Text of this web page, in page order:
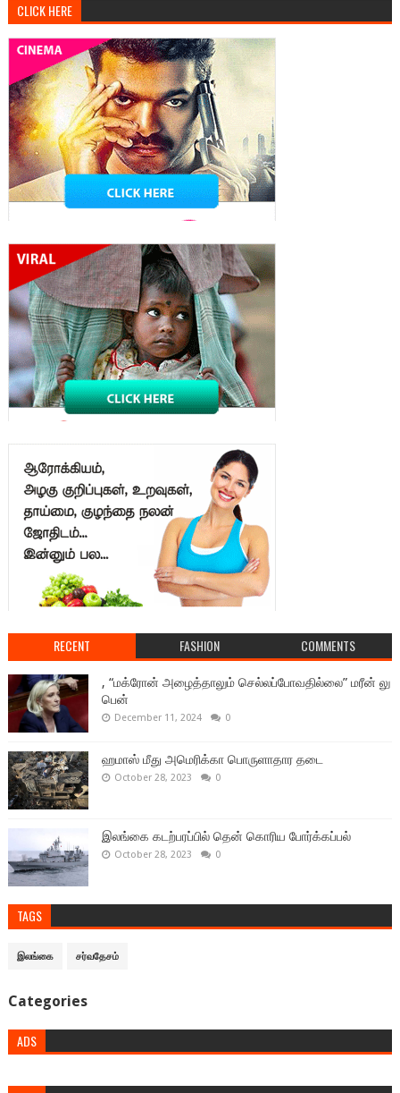
CLICK HERE
RECENT FASHION COMMENTS
, “மக்ரோன் அழைத்தாலும் செல்லப்போவதில்லை” மரீன் லு
பென்
December 11, 2024 0
ஹமாஸ் மீது அமெரிக்கா பொருளாதார தடை
October 28, 2023 0
இலங்கை கடற்பரப்பில் தென் கொரிய போர்க்கப்பல்
October 28, 2023 0
TAGS
இலங்கை சர்வதேசம்
Categories
ADS